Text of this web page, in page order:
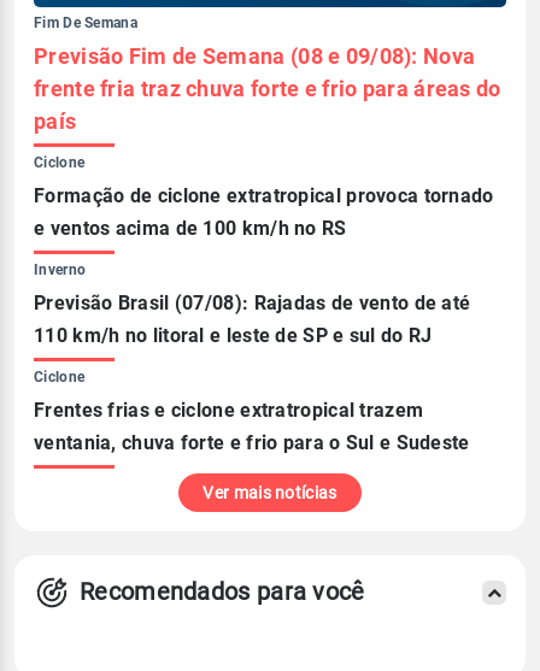
Fim De Semana
Previsão Fim de Semana (08 e 09/08): Nova
frente fria traz chuva forte e frio para áreas do
país
Ciclone
Formação de ciclone extratropical provoca tornado
e ventos acima de 100 km/h no RS
Inverno
Previsão Brasil (07/08): Rajadas de vento de até
110 km/h no litoral e leste de SP e sul do RJ
Ciclone
Frentes frias e ciclone extratropical trazem
ventania, chuva forte e frio para o Sul e Sudeste
Ver mais notícias
Recomendados para você